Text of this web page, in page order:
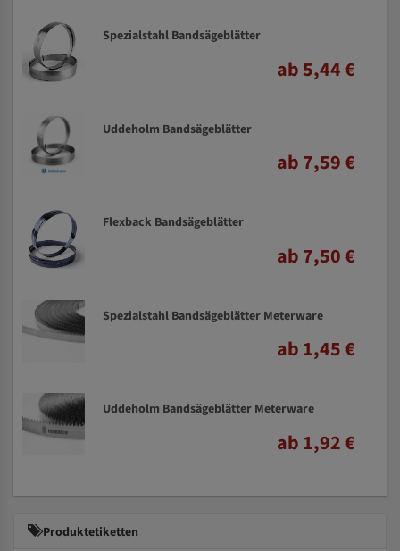
Spezialstahl Bandsägeblätter
ab 5,44 €
Uddeholm Bandsägeblätter
ab 7,59 €
Flexback Bandsägeblätter
ab 7,50 €
Spezialstahl Bandsägeblätter Meterware
ab 1,45 €
Uddeholm Bandsägeblätter Meterware
ab 1,92 €
Produktetiketten